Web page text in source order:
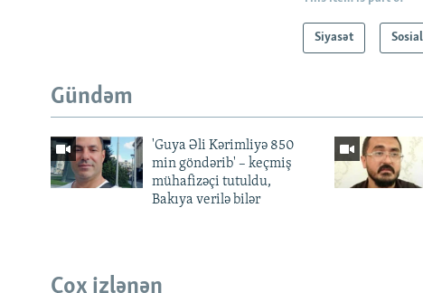
Siyasət Sosial
Gündəm
'Guya Əli Kərimliyə 850
min göndərib' – keçmiş
mühafizəçi tutuldu,
Bakıya verilə bilər
Çox izlənən